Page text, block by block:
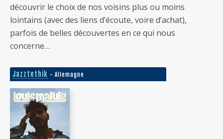
découvrir le choix de nos voisins plus ou moins
lointains (avec des liens d’écoute, voire d’achat),
parfois de belles découvertes en ce qui nous
concerne…
Jazztethik - Allemagne